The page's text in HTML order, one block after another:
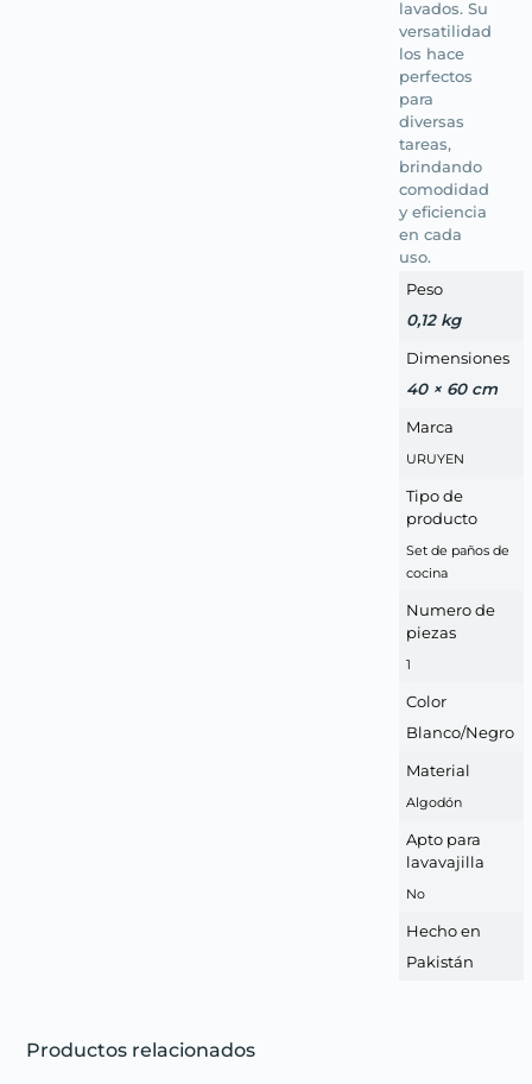
lavados. Su
versatilidad
los hace
perfectos
para
diversas
tareas,
brindando
comodidad
y eficiencia
en cada
uso.
Peso
0,12 kg
Dimensiones
40 × 60 cm
Marca
URUYEN
Tipo de
producto
Set de paños de
cocina
Numero de
piezas
1
Color
Blanco/Negro
Material
Algodón
Apto para
lavavajilla
No
Hecho en
Pakistán
Productos relacionados